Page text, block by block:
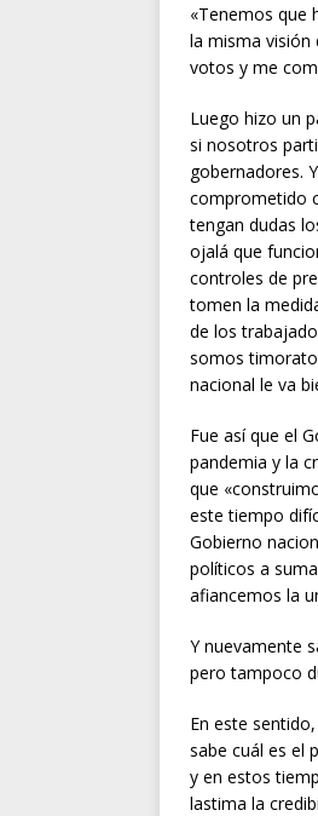
«Tenemos que
la misma visión
votos y me
Luego hizo un
si nosotros
gobernadores.
comprometido
tengan dudas
ojalá que
controles de
tomen la
de los
somos
nacional le va
Fue así que el
pandemia y la
que
este tiempo
Gobierno
políticos a
afiancemos la
Y nuevamente
pero tampoco
En este
sabe cuál es el
y en estos
lastima la